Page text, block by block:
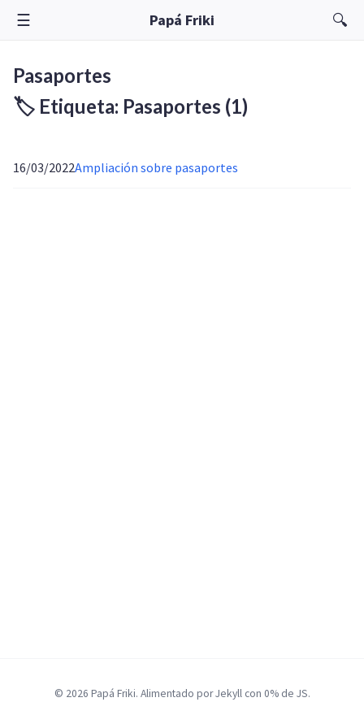
☰ Papá Friki 🔍
Pasaportes
🏷️ Etiqueta: Pasaportes (1)
16/03/2022Ampliación sobre pasaportes
© 2026 Papá Friki. Alimentado por Jekyll con 0% de JS.